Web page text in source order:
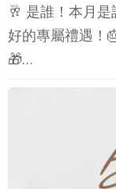
🥂 是誰！本月
好的專屬禮遇！
🎁…